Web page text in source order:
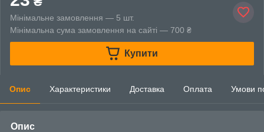
Мінімальне замовлення — 5 шт.
Мінімальна сума замовлення на сайті — 700 ₴
Купити
Опис Характеристики Доставка Оплата Умови
Опис